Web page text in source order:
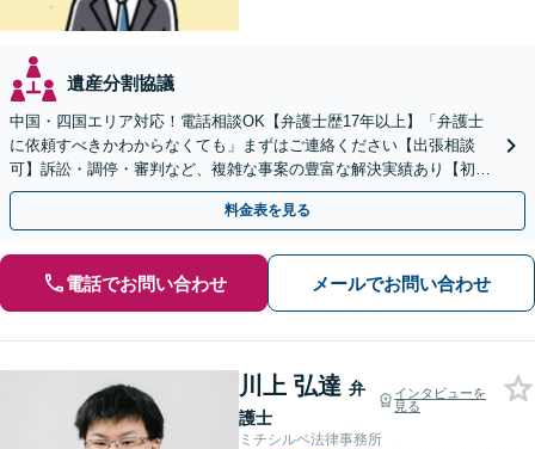
遺産分割協議
中国・四国エリア対応！電話相談OK【弁護士歴17年以上】「弁護士
に依頼すべきかわからなくても」まずはご連絡ください【出張相談
可】訴訟・調停・審判など、複雑な事案の豊富な解決実績あり【初回
相談無料】初回面談のみで解決できるケースもあります
料金表を見る
電話でお問い合わせ メールでお問い合わせ
川上 弘達 弁
護士
インタビューを
見る
ミチシルベ法律事務所